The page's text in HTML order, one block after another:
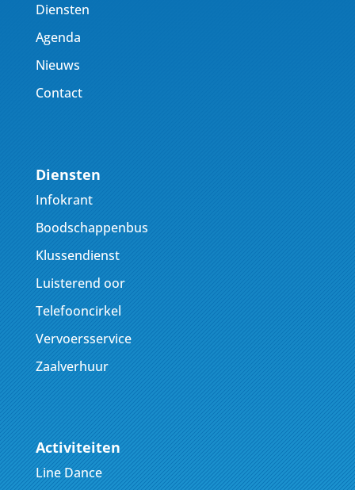
Diensten
Agenda
Nieuws
Contact
Diensten
Infokrant
Boodschappenbus
Klussendienst
Luisterend oor
Telefooncirkel
Vervoersservice
Zaalverhuur
Activiteiten
Line Dance